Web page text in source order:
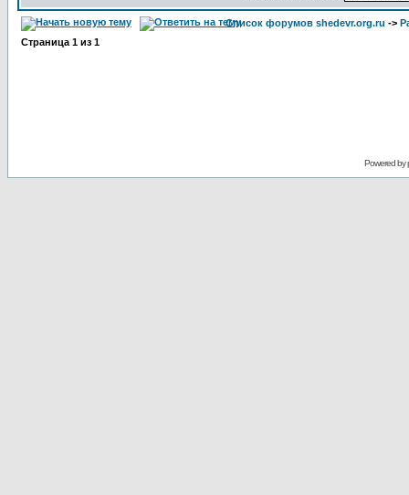
Список форумов shedevr.org.ru ->
Страница 1 из 1
Powered by